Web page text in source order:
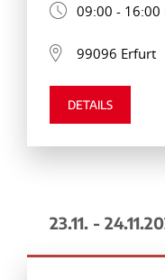
09:00 - 16:00
99096 Erfurt
DETAILS
23.11. -